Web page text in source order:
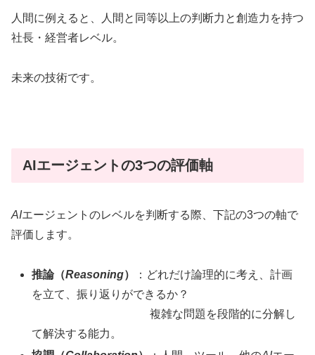
人間に例えると、人間と同等以上の判断力と創造力を持つ
社長・経営者レベル。
未来の技術です。
AIエージェントの3つの評価軸
AIエージェントのレベルを判断する際、下記の3つの軸で
評価します。
推論（Reasoning）
：どれだけ論理的に考え、計画
を立て、振り返りができるか？
複雑な問題を段階的に分解し
て解決する能力。